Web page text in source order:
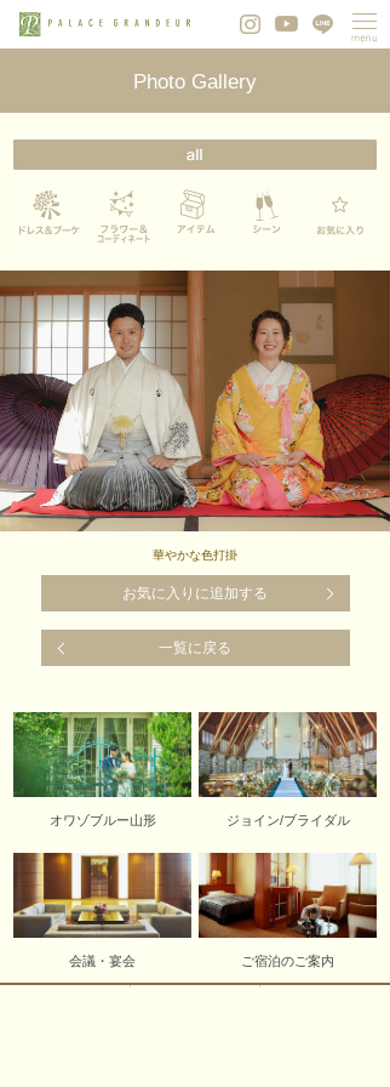
Photo Gallery
華やかな色打掛
お気に入りに追加する
一覧に戻る
オワゾブルー山形 ジョイン/ブライダル
会議・宴会 ご宿泊のご案内